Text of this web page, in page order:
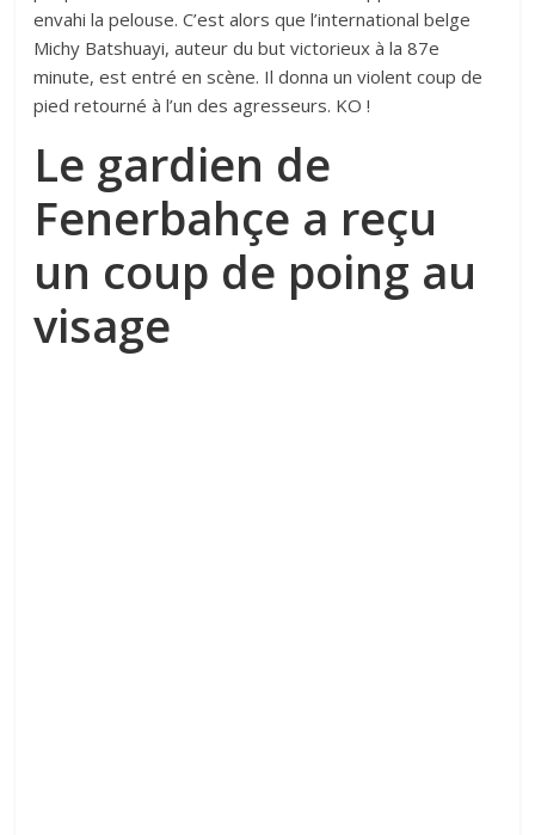
envahi la pelouse. C’est alors que l’international belge
Michy Batshuayi, auteur du but victorieux à la 87e
minute, est entré en scène. Il donna un violent coup de
pied retourné à l’un des agresseurs. KO !
Le gardien de
Fenerbahçe a reçu
un coup de poing au
visage